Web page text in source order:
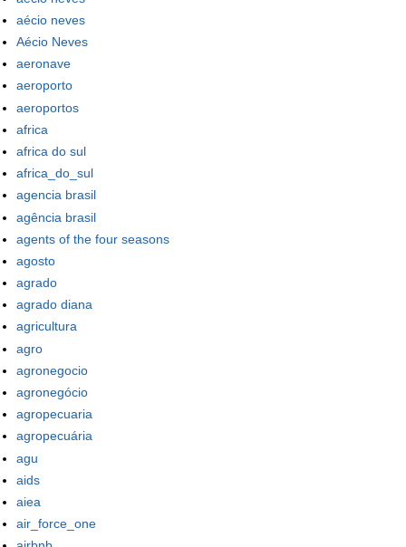
aécio neves
Aécio Neves
aeronave
aeroporto
aeroportos
africa
africa do sul
africa_do_sul
agencia brasil
agência brasil
agents of the four seasons
agosto
agrado
agrado diana
agricultura
agro
agronegocio
agronegócio
agropecuaria
agropecuária
agu
aids
aiea
air_force_one